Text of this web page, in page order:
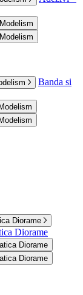
Banda si
Diorame
Diorame
Diorame
Diorame